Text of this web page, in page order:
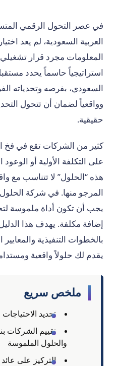
في عصر التحول الرقمي
العربية السعودية، لم يعد
المعلومات مجرد قرار
استراتيجياً حاسماً يحدد
السعودي، بفرصه وتحدياته
وواقعياً لضمان أن تتحول
حقيقية.
كثير من الشركات تقع في فخ
على التكلفة الأولية أو
هذه “الحلول” لا تتناسب مع
المرجو منها. في شركة الحلول
يجب أن تكون أداة ملموسة
إضافة مكلفة. يهدف هذا
بالخطوات التنفيذية
يقدم لك حلولاً واقعية
ملخص سريع
تحديد الاحتياجات
تقييم الشركات
والحلول الملموسة
التركيز على